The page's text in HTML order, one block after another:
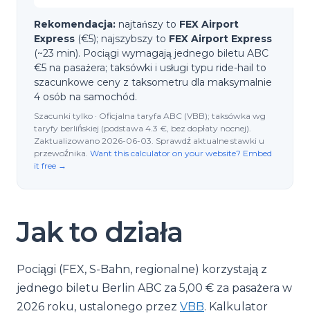
Rekomendacja: najtańszy to FEX Airport
Express (€5); najszybszy to FEX Airport Express
(~23 min). Pociągi wymagają jednego biletu ABC
€5 na pasażera; taksówki i usługi typu ride-hail to
szacunkowe ceny z taksometru dla maksymalnie
4 osób na samochód.
Szacunki tylko · Oficjalna taryfa ABC (VBB); taksówka wg
taryfy berlińskiej (podstawa 4.3 €, bez dopłaty nocnej).
Zaktualizowano 2026-06-03. Sprawdź aktualne stawki u
przewoźnika. Want this calculator on your website? Embed
it free →
Jak to działa
Pociągi (FEX, S-Bahn, regionalne) korzystają z
jednego biletu Berlin ABC za 5,00 € za pasażera w
2026 roku, ustalonego przez VBB. Kalkulator